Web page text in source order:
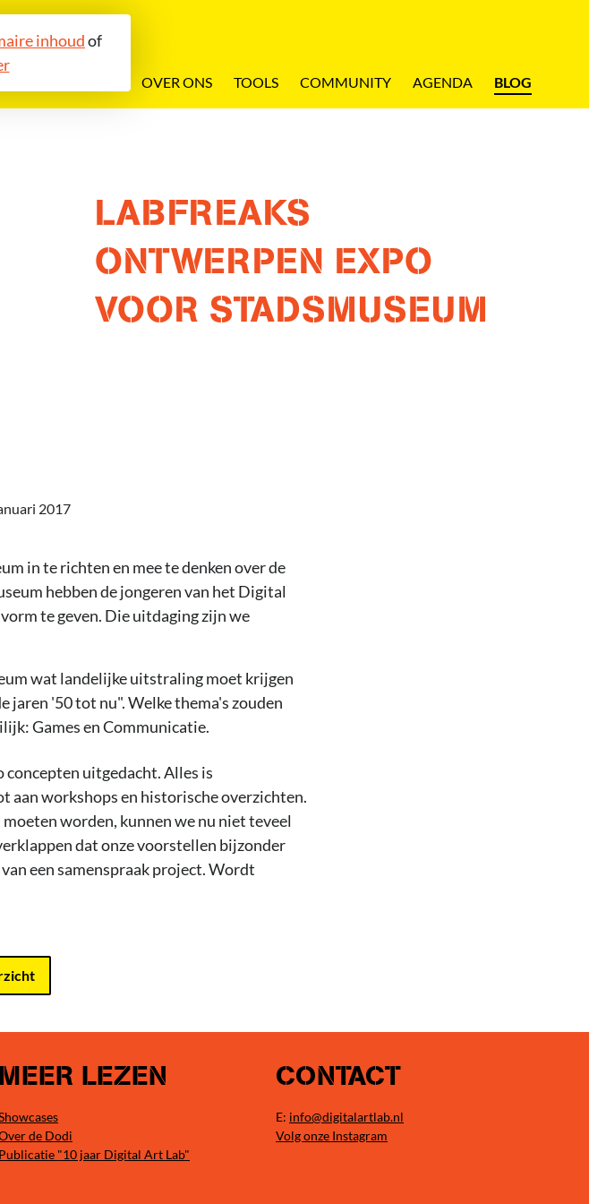
inhoudof
OVER ONS TOOLS COMMUNITY AGENDA BLOG
LABFREAKS
ONTWERPEN EXPO
VOOR STADSMUSEUM
2017
in te richten en mee te denken over de
hebben de jongeren van het Digital
te geven. Die uitdaging zijn we
wat landelijke uitstraling moet krijgen
jaren '50 tot nu". Welke thema's zouden
Games en Communicatie.
concepten uitgedacht. Alles is
aan workshops en historische overzichten.
worden, kunnen we nu niet teveel
dat onze voorstellen bijzonder
een samenspraak project. Wordt
MEER LEZEN
de Dodi
Publicatie "10 jaar Digital Art Lab"
CONTACT
E: info@digitalartlab.nl
Volg onze Instagram